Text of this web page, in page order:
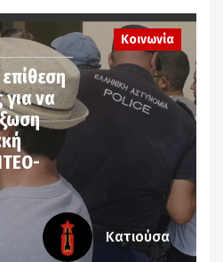
για να
Κοινωνία
Κατιούσα